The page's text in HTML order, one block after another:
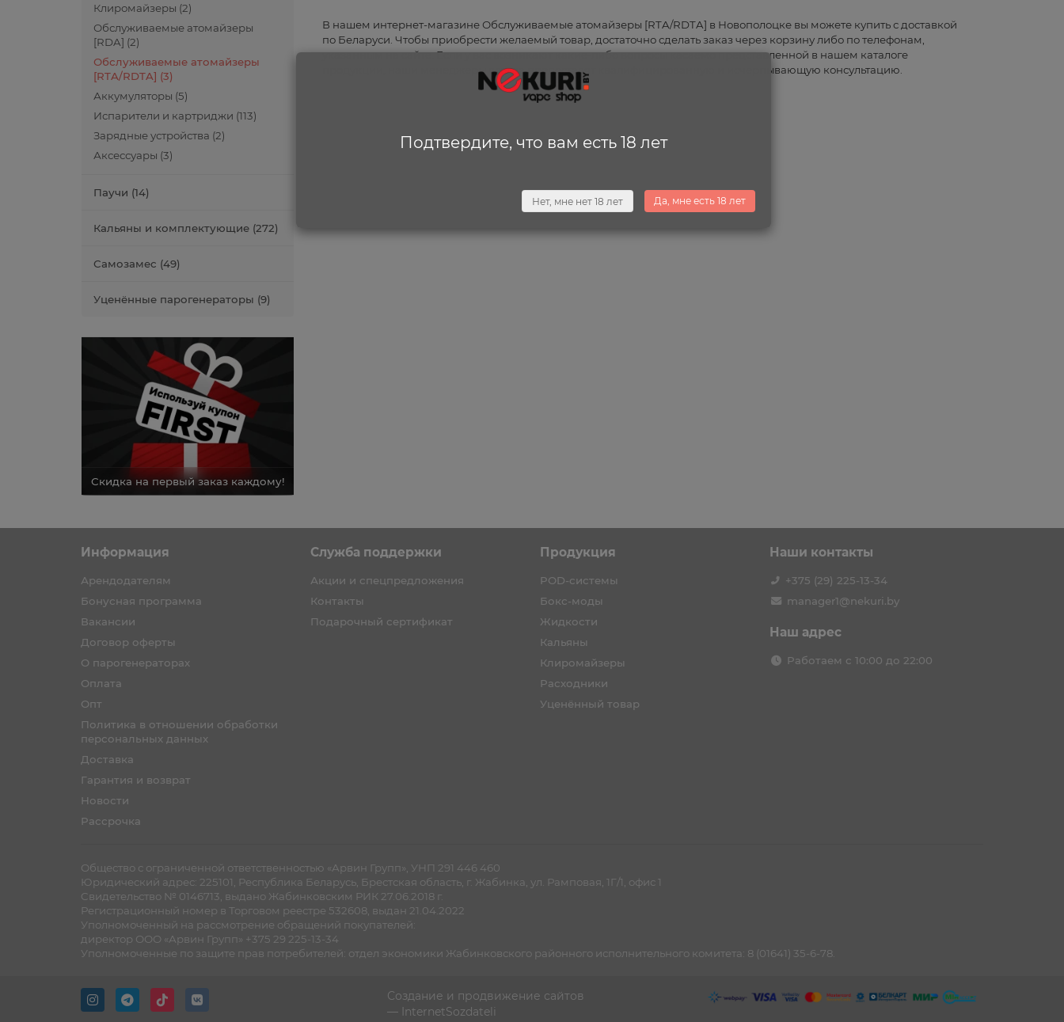
Клиромайзеры (2)
Обслуживаемые атомайзеры
[RDA] (2)
Обслуживаемые атомайзеры
[RTA/RDTA] (3)
Аккумуляторы (5)
Испарители и картриджи (113)
Зарядные устройства (2)
Аксессуары (3)
Паучи (14)
Кальяны и комплектующие (272)
Самозамес (49)
Уценённые парогенераторы (9)
Скидка на первый заказ каждому!
В нашем интернет-магазине Обслуживаемые атомайзеры [RTA/RDTA] в Новополоцке вы можете купить с доставкой
по Беларуси. Чтобы приобрести желаемый товар, достаточно сделать заказ через корзину либо по телефонам,
указанным на сайте. Если у вас возникают какие-либо вопросы касаемо представленной в нашем каталоге
продукции, наши менеджеры всегда предоставят квалифицированную и исчерпывающую консультацию.
Подтвердите, что вам есть 18 лет
Нет, мне нет 18 лет Да, мне есть 18 лет
Информация
Арендодателям
Бонусная программа
Вакансии
Договор оферты
О парогенераторах
Оплата
Опт
Политика в отношении обработки
персональных данных
Доставка
Гарантия и возврат
Новости
Рассрочка
Служба поддержки
Акции и спецпредложения
Контакты
Подарочный сертификат
Продукция
POD-системы
Бокс-моды
Жидкости
Кальяны
Клиромайзеры
Расходники
Уценённый товар
Наши контакты
+375 (29) 225-13-34
manager1@nekuri.by
Наш адрес
Работаем с 10:00 до 22:00
Общество с ограниченной ответственностью «Арвин Групп», УНП 291 446 460
Юридический адрес: 225101, Республика Беларусь, Брестская область, г. Жабинка, ул. Рамповая, 1Г/1, офис 1
Cвидетельство № 0146713, выдано Жабинковским РИК 27.06.2018 г.
Регистрационный номер в Торговом реестре 532608, выдан 21.04.2022
Уполномоченный на рассмотрение обращений покупателей:
директор ООО «Арвин Групп» +375 29 225-13-34
Уполномоченные по защите прав потребителей: отдел экономики Жабинковского районного исполнительного комитета: 8 (01641) 35-6-78.
Создание и продвижение сайтов
— InternetSozdateli